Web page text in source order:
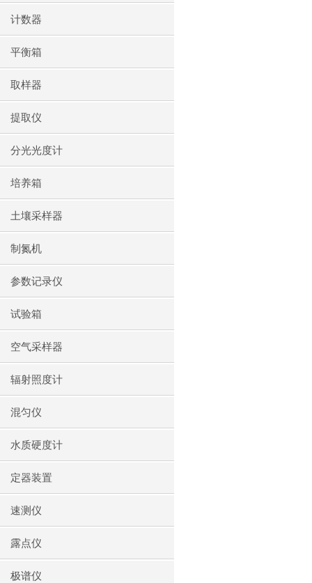
计数器
平衡箱
取样器
提取仪
分光光度计
培养箱
土壤采样器
制氮机
参数记录仪
试验箱
空气采样器
辐射照度计
混匀仪
水质硬度计
定器装置
速测仪
露点仪
极谱仪